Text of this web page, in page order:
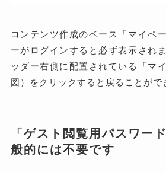
コンテンツ作成のベース「マイペ
ーがログインすると必ず表示され
ッダー右側に配置されている「マ
図）をクリックすると戻ることがで
「ゲスト閲覧用パスワー
般的には不要です